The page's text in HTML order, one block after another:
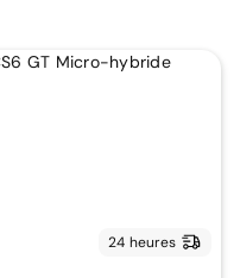
24 heures